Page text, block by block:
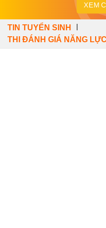
XEM
TIN TUYỂN SINH
THI ĐÁNH GIÁ NĂNG